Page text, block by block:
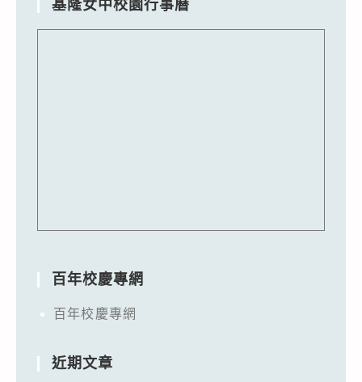
基隆女中校園行事曆
百年校慶專網
百年校慶專網
近期文章